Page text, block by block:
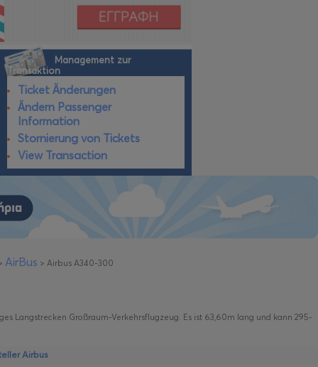
Management zur
Transaktion
Ticket Änderungen
Ändern Passenger
Information
Stornierung von Tickets
View Transaction
AirBus > Airbus A340-300
Langstrecken Großraum-Verkehrsflugzeug. Es ist 63,60m lang und kann 295-
Airbus